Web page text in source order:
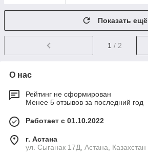
Показать ещё
1 / 2
О нас
Рейтинг не сформирован
Менее 5 отзывов за последний год
Работает с 01.10.2022
г. Астана
ул. Сыганак 17Д, Астана, Казахстан